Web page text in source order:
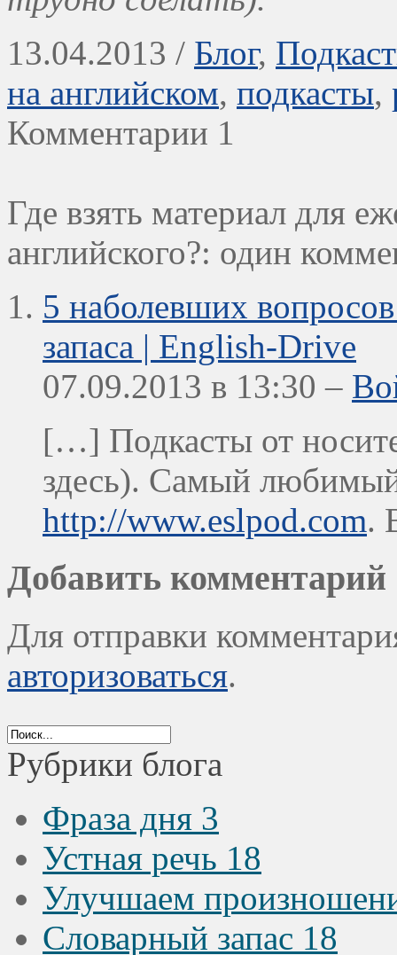
13.04.2013 / Блог,
на английском, подкасты,
Комментарии 1
Где взять материал для
английского?: один
5 наболевших
запаса | English-Drive
07.09.2013 в 13:30 –
[…] Подкасты от
здесь). Самый
http://www.eslpod.com.
Добавить комментарий
Для отправки
авторизоваться.
Рубрики блога
Фраза дня 3
Устная речь 18
Улучшаем
Словарный запас 18